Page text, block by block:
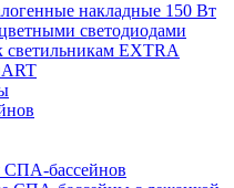
накладные 150 Вт
светодиодами
светильникам EXTRA
СПА-бассейнов